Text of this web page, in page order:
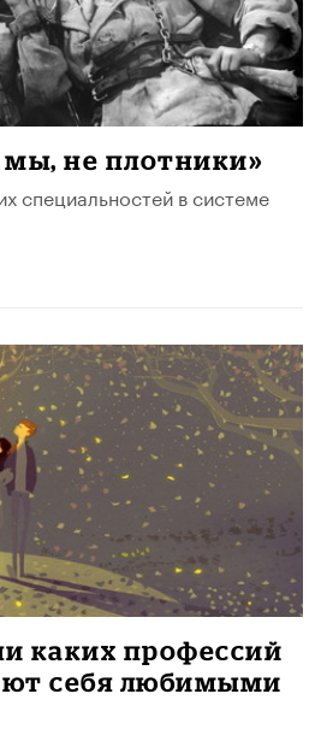
не плотники»
специальностей в системе
каких профессий
себя любимыми